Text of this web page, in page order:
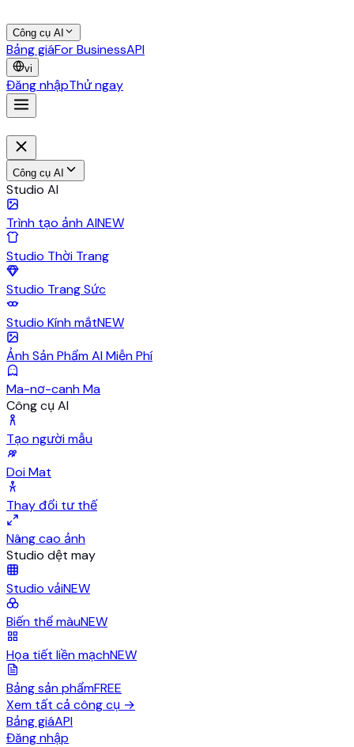
Công cụ AI
Bảng giáFor BusinessAPI
vi
Đăng nhậpThử ngay
Công cụ AI
Studio AI
Trình tạo ảnh AINEW
Studio Thời Trang
Studio Trang Sức
Studio Kính mắtNEW
Ảnh Sản Phẩm AI Miễn Phí
Ma-nơ-canh Ma
Công cụ AI
Tạo người mẫu
Doi Mat
Thay đổi tư thế
Nâng cao ảnh
Studio dệt may
Studio vảiNEW
Biến thể màuNEW
Họa tiết liền mạchNEW
Bảng sản phẩmFREE
Xem tất cả công cụ →
Bảng giáAPI
Đăng nhập